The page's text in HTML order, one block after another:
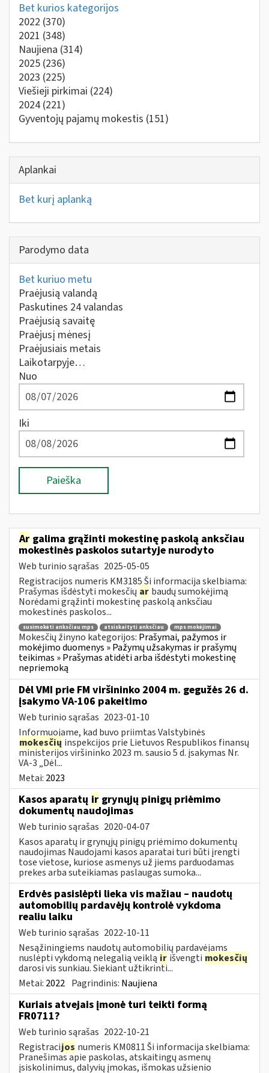
Bet kurios kategorijos
2022 (370)
2021 (348)
Naujiena (314)
2025 (236)
2023 (225)
Viešieji pirkimai (224)
2024 (221)
Gyventojų pajamų mokestis (151)
Aplankai
Bet kurį aplanką
Parodymo data
Bet kuriuo metu
Praėjusią valandą
Paskutines 24 valandas
Praėjusią savaitę
Praėjusį mėnesį
Praėjusiais metais
Laikotarpyje…
Nuo
Iki
Paieška
Ar galima grąžinti mokestinę paskolą anksčiau
mokestinės paskolos sutartyje nurodyto
Web turinio sąrašas 2025-05-05
Registracijos numeris KM3185 Ši informacija skelbiama:
Prašymas išdėstyti mokesčių ar baudų sumokėjimą
Norėdami grąžinti mokestinę paskolą anksčiau
mokestinės paskolos...
susimokėti anksčiau mps atsiskaityti anksčiau mps mokėjimai
Mokesčių žinyno kategorijos: Prašymai, pažymos ir
mokėjimo duomenys » Pažymų užsakymas ir prašymų
teikimas » Prašymas atidėti arba išdėstyti mokestinę
nepriemoką
Dėl VMI prie FM viršininko 2004 m. gegužės 26 d.
įsakymo VA-106 pakeitimo
Web turinio sąrašas 2023-01-10
Informuojame, kad buvo priimtas Valstybinės
mokesčių inspekcijos prie Lietuvos Respublikos finansų
ministerijos viršininko 2023 m. sausio 5 d. įsakymas Nr.
VA-3 „Dėl...
Metai: 2023
Kasos aparatų ir grynųjų pinigų priėmimo
dokumentų naudojimas
Web turinio sąrašas 2020-04-07
Kasos aparatų ir grynųjų pinigų priėmimo dokumentų
naudojimas Naudojami kasos aparatai turi būti įrengti
tose vietose, kuriose asmenys už jiems parduodamas
prekes arba suteikiamas paslaugas sumoka...
Erdvės pasislėpti lieka vis mažiau – naudotų
automobilių pardavėjų kontrolė vykdoma
realiu laiku
Web turinio sąrašas 2022-10-11
Nesąžiningiems naudotų automobilių pardavėjams
nuslėpti vykdomą nelegalią veiklą ir išvengti mokesčių
darosi vis sunkiau. Siekiant užtikrinti...
Metai: 2022 Pagrindinis: Naujiena
Kuriais atvejais įmonė turi teikti formą
FR0711?
Web turinio sąrašas 2022-10-21
Registracijos numeris KM0811 Ši informacija skelbiama:
Pranešimas apie paskolas, atskaitingų asmenų
įsiskolinimus, dalyvių įmokas, išmokas užsienio